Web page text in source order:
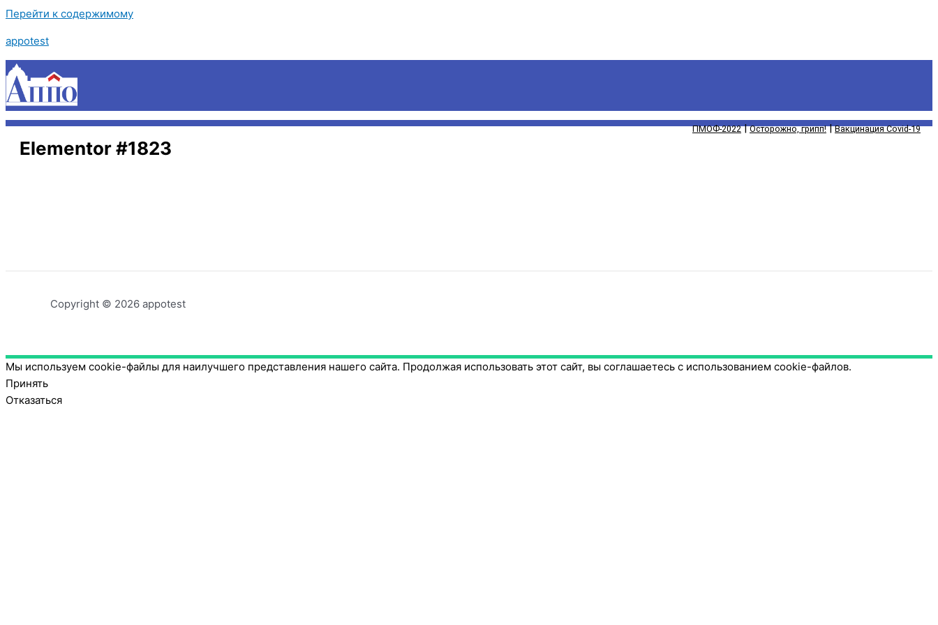
Перейти к содержимому
appotest
ПМОФ-2022|Осторожно, грипп!|Вакцинация Covid-19
Elementor #1823
Copyright © 2026 appotest
Мы используем cookie-файлы для наилучшего представления нашего сайта. Продолжая использовать этот сайт, вы соглашаетесь с использованием cookie-файлов.
Принять
Отказаться